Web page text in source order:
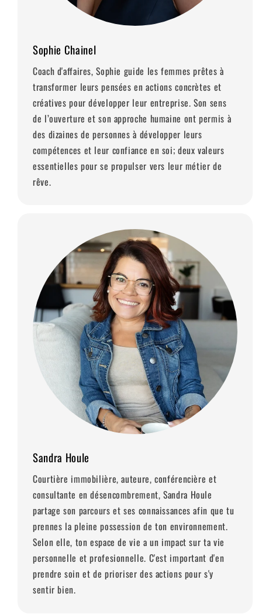
Sophie Chainel
Coach d'affaires, Sophie guide les femmes prêtes à
transformer leurs pensées en actions concrètes et
créatives pour développer leur entreprise. Son sens
de l’ouverture et son approche humaine ont permis à
des dizaines de personnes à développer leurs
compétences et leur confiance en soi; deux valeurs
essentielles pour se propulser vers leur métier de
rêve.
Sandra Houle
Courtière immobilière, auteure, conférencière et
consultante en désencombrement, Sandra Houle
partage son parcours et ses connaissances afin que tu
prennes la pleine possession de ton environnement.
Selon elle, ton espace de vie a un impact sur ta vie
personnelle et profesionnelle. C'est important d'en
prendre soin et de prioriser des actions pour s'y
sentir bien.